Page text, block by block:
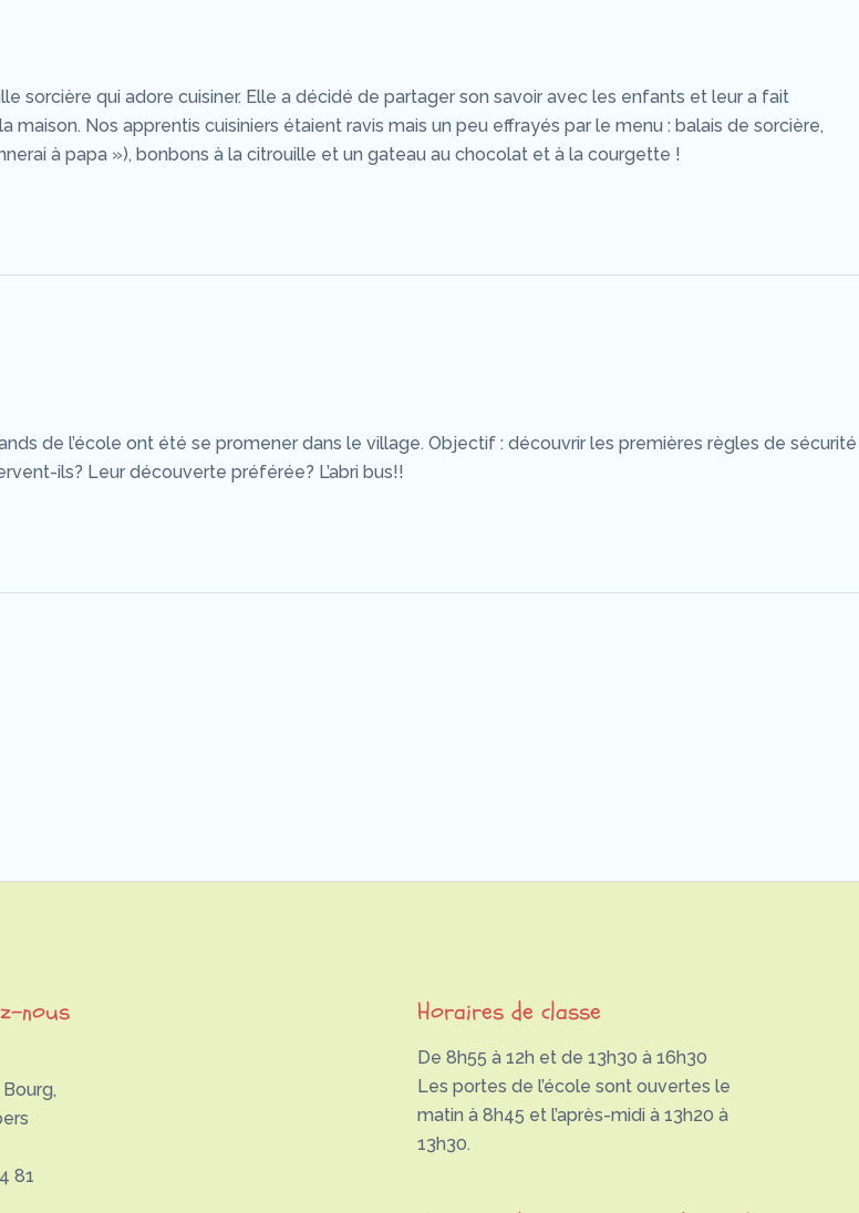
sorcière qui adore cuisiner. Elle a décidé de partager son savoir avec les enfants et leur a fait
Nos apprentis cuisiniers étaient ravis mais un peu effrayés par le menu : balais de sorcière,
à papa »), bonbons à la citrouille et un gateau au chocolat et à la courgette !
de l’école ont été se promener dans le village. Objectif : découvrir les premières règles de sécurité
ils? Leur découverte préférée? L’abri bus!!
nous
81
Horaires de classe
De 8h55 à 12h et de 13h30 à 16h30
Les portes de l’école sont ouvertes le
matin à 8h45 et l’après-midi à 13h20 à
13h30.